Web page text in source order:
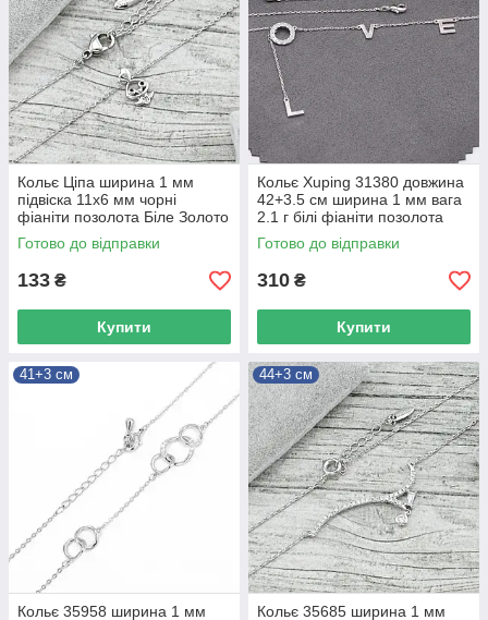
Кольє Ціпа ширина 1 мм
підвіска 11х6 мм чорні
фіаніти позолота Біле Золото
довжина 46+3
Готово до відправки
133 ₴
Купити
Кольє Xuping 31380 довжина
42+3.5 см ширина 1 мм вага
2.1 г білі фіаніти позолота
Біле Золото довжина 42+3.5
Готово до відправки
310 ₴
Купити
41+3 см
Кольє 35958 ширина 1 мм
44+3 см
Кольє 35685 ширина 1 мм